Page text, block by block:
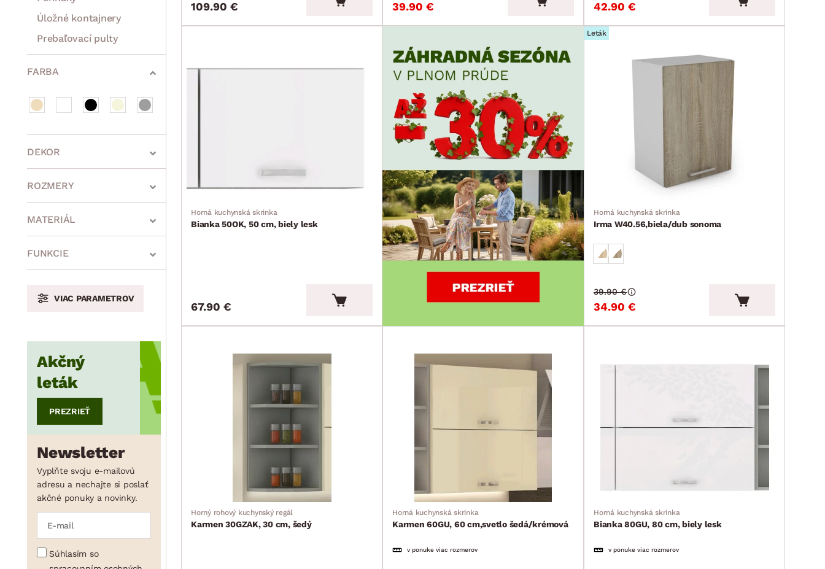
Úložné kontajnery
Prebaľovací pulty
Bytové doplnky
Sedacie súpravy a pohovky
Zostavy a steny
Drobný nábytok
Spotrebiče
FARBA
DEKOR
ROZMERY
min.
min. cm max.
min. cm cm
MATERIÁL
FUNKCIE
VIAC PARAMETROV
Akčný
leták
PREZRIEŤ
Newsletter
Vyplňte svoju e-mailovú
adresu a nechajte si poslať
akčné ponuky a novinky.
Súhlasím so
109.90 € 39.90 € 42.90 €
Horná kuchynská skrinka
Bianka 50OK, 50 cm, biely lesk
67.90 €
Leták
Horná kuchynská skrinka
Irma W40.56,biela/dub sonoma
34.90 €
39.90 €
Horný rohový kuchynský regál
Karmen 30GZAK, 30 cm, šedý
Horná kuchynská skrinka
Karmen 60GU, 60 cm,svetlo šedá/krémová
v ponuke viac rozmerov
Horná kuchynská skrinka
Bianka 80GU, 80 cm, biely lesk
v ponuke viac rozmerov